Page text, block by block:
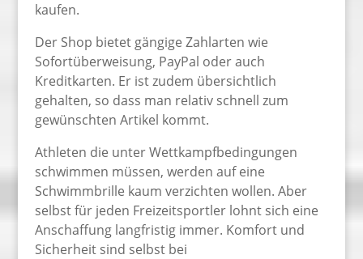
kaufen.
Der Shop bietet gängige Zahlarten wie
Sofortüberweisung, PayPal oder auch
Kreditkarten. Er ist zudem übersichtlich
gehalten, so dass man relativ schnell zum
gewünschten Artikel kommt.
Athleten die unter Wettkampfbedingungen
schwimmen müssen, werden auf eine
Schwimmbrille kaum verzichten wollen. Aber
selbst für jeden Freizeitsportler lohnt sich eine
Anschaffung langfristig immer. Komfort und
Sicherheit sind selbst bei